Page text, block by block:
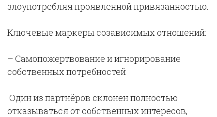
злоупотребляя проявленной привязанностью.
Ключевые маркеры созависимых отношений:
– Самопожертвование и игнорирование
собственных потребностей
Один из партнёров склонен полностью
отказываться от собственных интересов,